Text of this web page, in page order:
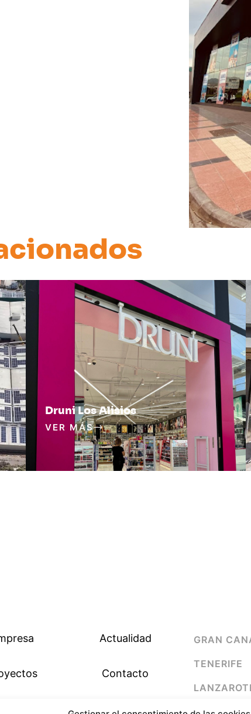
Druni Los Alisios
VER MÁS
Actualidad
Contacto
Política de cookies
GRAN
TENERIFE